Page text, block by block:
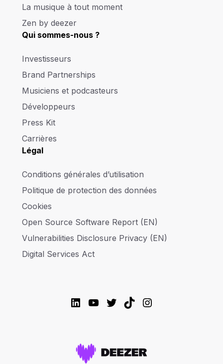
La musique à tout moment
Zen by deezer
Qui sommes-nous ?
Investisseurs
Brand Partnerships
Musiciens et podcasteurs
Développeurs
Press Kit
Carrières
Légal
Conditions générales d’utilisation
Politique de protection des données
Cookies
Open Source Software Report (EN)
Vulnerabilities Disclosure Privacy (EN)
Digital Services Act
LinkedIn
YouTube
Twitter
TikTokInstagram